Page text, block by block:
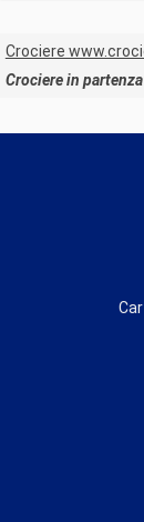
Crociere
Crociere in